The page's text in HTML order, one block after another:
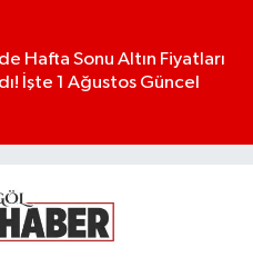
Hafta Sonu Altın Fiyatları
İşte 1 Ağustos Güncel